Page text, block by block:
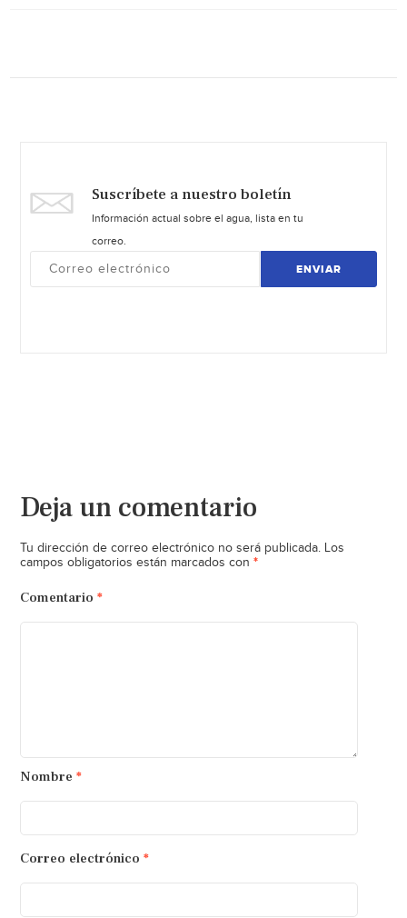
Suscríbete a nuestro boletín
Información actual sobre el agua, lista en tu
correo.
ENVIAR
Deja un comentario
Tu dirección de correo electrónico no será publicada. Los
campos obligatorios están marcados con *
Comentario *
Nombre *
Correo electrónico *